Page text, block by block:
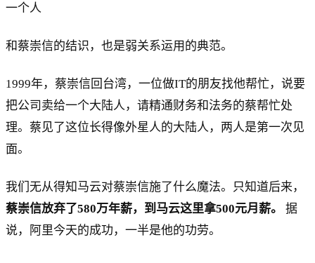
一个人
和蔡崇信的结识，也是弱关系运用的典范。
1999年，蔡崇信回台湾，一位做IT的朋友找他帮忙，说要
把公司卖给一个大陆人，请精通财务和法务的蔡帮忙处
理。蔡见了这位长得像外星人的大陆人，两人是第一次见
面。
我们无从得知马云对蔡崇信施了什么魔法。只知道后来，
蔡崇信放弃了580万年薪，到马云这里拿500元月薪。
据
说，阿里今天的成功，一半是他的功劳。